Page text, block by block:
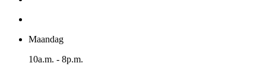
Maandag
10a.m. - 8p.m.